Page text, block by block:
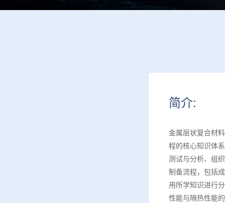
简介:
金属层状复合材
程的核心知识体
测试与分析、组
制备流程，包括
用所学知识进行
性能与隔热性能